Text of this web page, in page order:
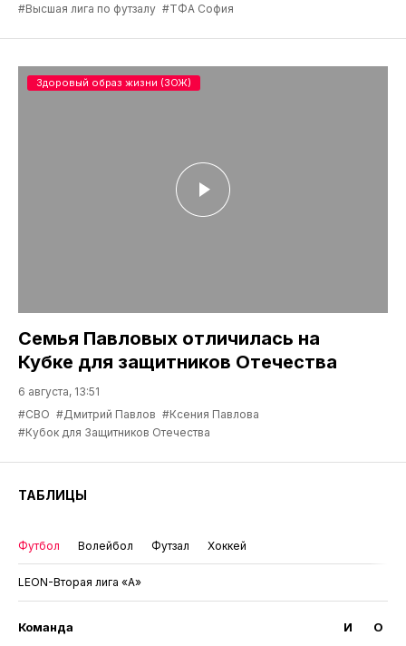
#Высшая лига по футзалу #ТФА София
Семья Павловых отличилась на
Кубке для защитников Отечества
6 августа, 13:51
#СВО #Дмитрий Павлов #Ксения Павлова
#Кубок для Защитников Отечества
Здоровый образ жизни (ЗОЖ)
ТАБЛИЦЫ
Футбол Волейбол Футзал Хоккей
LEON-Вторая лига «А»
Команда И О